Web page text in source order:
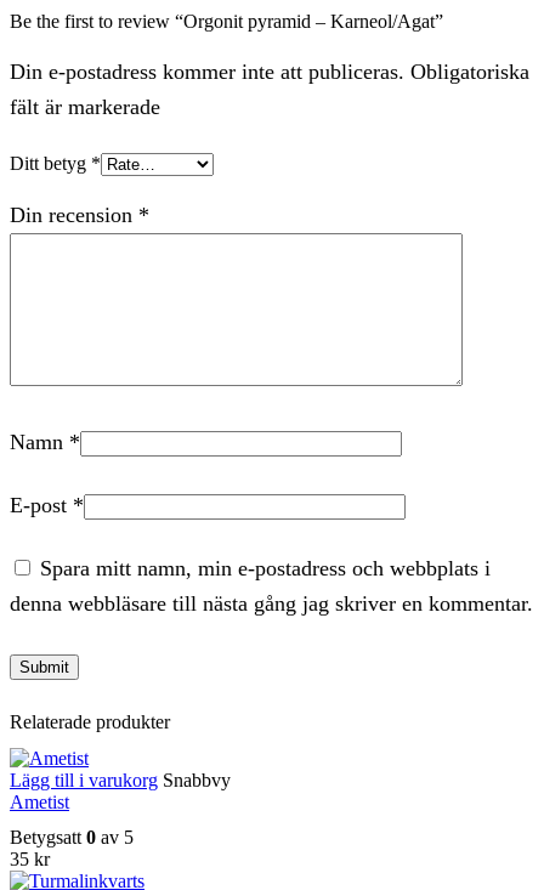
Be the first to review “Orgonit pyramid – Karneol/Agat”
Din e-postadress kommer inte att publiceras. Obligatoriska
fält är markerade
Ditt betyg *
Din recension *
Namn *
E-post *
Spara mitt namn, min e-postadress och webbplats i
denna webbläsare till nästa gång jag skriver en kommentar.
Relaterade produkter
Lägg till i varukorg Snabbvy
Ametist
Betygsatt 0 av 5
35 kr